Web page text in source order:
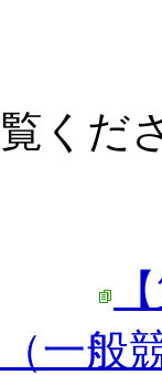
・総
覧くだ
（一般